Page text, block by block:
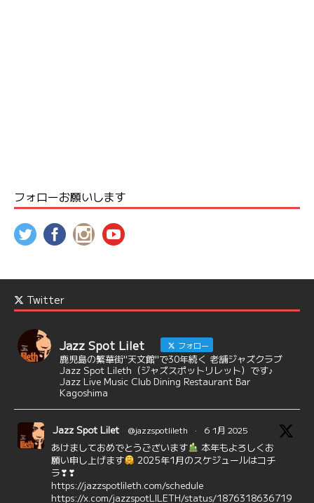
フォローお願いします
Twitter
Jazz Spot Lilet フォロー
鹿児島の繁華街"天文館"で30年続く 老舗ジャズクラブ
Jazz Spot Lileth（ジャズスポットリレット）です♪
Jazz Live Music Club Dining Restaurant Bar
Kagoshima
Jazz Spot Lilet @jazzspotlileth · 6 1月 2025
あけましておめでとうございます
本年もよろしくお
願い申し上げます
2025年1月のスケジュールはコチ
ラ❣❣
https://jazzspotlileth.com/schedule
https://x.com/jazzspotLILETH/status/1876318636719